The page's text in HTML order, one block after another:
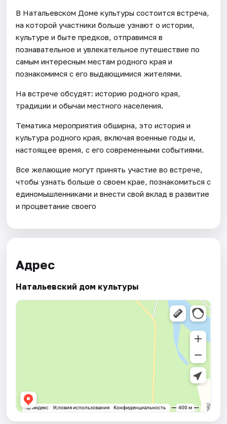
В Натальевском Доме культуры состоится встреча,
на которой участники больше узнают о истории,
культуре и быте предков, отправимся в
познавательное и увлекательное путешествие по
самым интересным местам родного края и
познакомимся с его выдающимися жителями.
На встрече обсудят: историю родного края,
традиции и обычаи местного населения.
Тематика мероприятия обширна, это история и
культура родного края, включая военные годы и,
настоящее время, с его современными событиями.
Все желающие могут принять участие во встрече,
чтобы узнать больше о своем крае, познакомиться с
единомышленниками и внести свой вклад в развитие
и процветание своего
Адрес
Натальевский дом культуры